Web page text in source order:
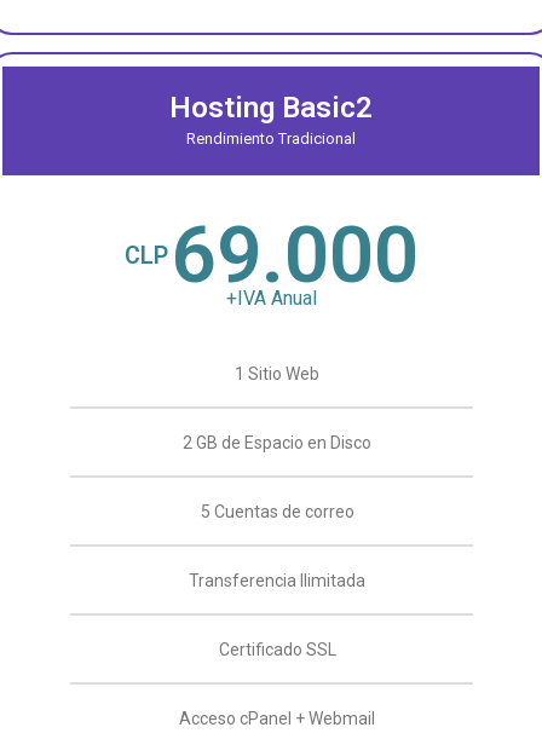
Hosting Basic2
Rendimiento Tradicional
CLP 69.000
+IVA Anual
1 Sitio Web
2 GB de Espacio en Disco
5 Cuentas de correo
Transferencia Ilimitada
Certificado SSL
Acceso cPanel + Webmail